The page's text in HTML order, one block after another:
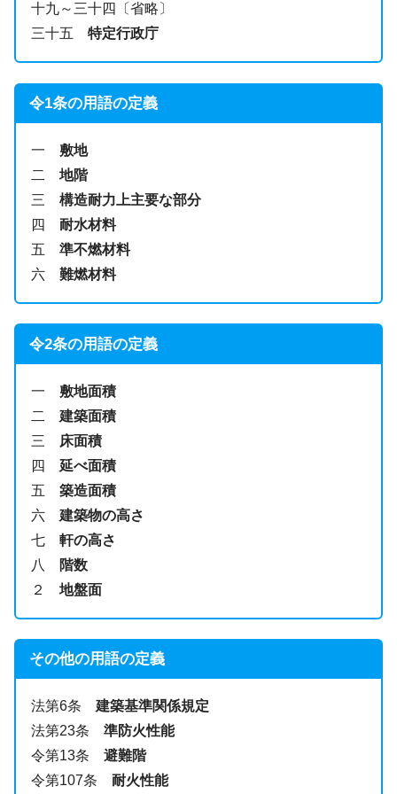
十九～三十四〔省略〕
三十五特定行政庁
令1条の用語の定義
一 敷地
二地階
三構造耐力上主要な部分
四耐水材料
五準不燃材料
六難燃材料
令2条の用語の定義
一 敷地面積
二建築面積
三
床面積
四延べ面積
五築造面積
六建築物の高さ
七軒の高さ
八
階数
２地盤面
その他の用語の定義
法第6条建築基準関係規定
法第23条準防火性能
令第13条避難階
令第107条耐火性能